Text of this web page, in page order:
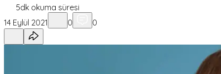
5dk okuma süresi
14 Eylül 2021
0 0